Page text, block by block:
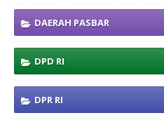
DAERAH PASBAR
DPD RI
DPR RI